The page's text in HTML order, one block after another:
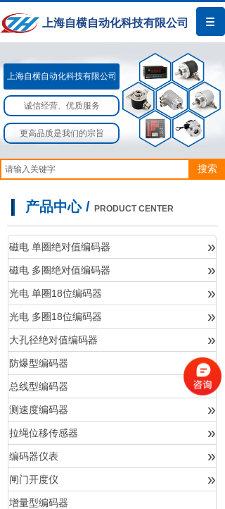
上海自横自动化科技有限公司
上海自横自动化科技有限公司​​
诚信经营、优质服务
更高品质是我们的宗旨
搜索
产品中心 / PRODUCT CENTER
磁电 单圈绝对值编码器 »
磁电 多圈绝对值编码器 »
光电 单圈18位编码器 »
光电 多圈18位编码器 »
大孔径绝对值编码器 »
防爆型编码器 »
总线型编码器 »
测速度编码器 »
拉绳位移传感器 »
编码器仪表 »
闸门开度仪 »
增量型编码器
产品中心